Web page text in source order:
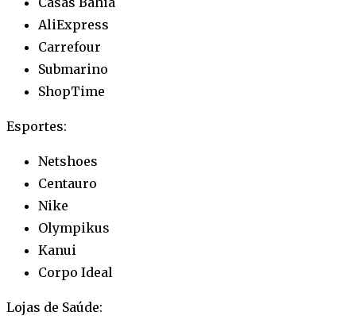
AliExpress
Carrefour
Submarino
ShopTime
Esportes:
Netshoes
Centauro
Nike
Olympikus
Kanui
Corpo Ideal
Lojas de Saúde: